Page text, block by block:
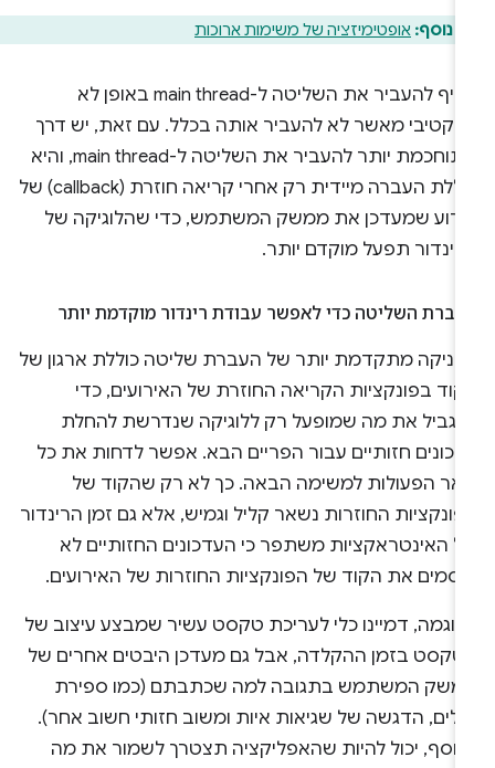
נוסף:אופטימיזציה של משימות ארוכות
עדיף להעביר את השליטה ל-main thread באופן לא
מאשר לא להעביר אותה בכלל. עם זאת, יש דרך
מתוחכמת יותר להעביר את השליטה ל-main thread, והיא
כוללת העברה מיידית רק אחרי קריאה חוזרת (callback) של
שמעדכן את ממשק המשתמש, כדי שהלוגיקה של
תפעל מוקדם יותר.
השליטה כדי לאפשר עבודת רינדור מוקדמת יותר
מתקדמת יותר של העברת שליטה כוללת ארגון של
בפונקציות הקריאה החוזרת של האירועים, כדי
את מה שמופעל רק ללוגיקה שנדרשת להחלת
חזותיים עבור הפריים הבא. אפשר לדחות את כל
הפעולות למשימה הבאה. כך לא רק שהקוד של
החוזרות נשאר קליל וגמיש, אלא גם זמן הרינדור
האינטראקציות משתפר כי העדכונים החזותיים לא
את הקוד של הפונקציות החוזרות של האירועים.
דמיינו כלי לעריכת טקסט עשיר שמבצע עיצוב של
בזמן ההקלדה, אבל גם מעדכן היבטים אחרים של
המשתמש בתגובה למה שכתבתם (כמו ספירת
הדגשה של שגיאות איות ומשוב חזותי חשוב אחר).
יכול להיות שהאפליקציה תצטרך לשמור את מה